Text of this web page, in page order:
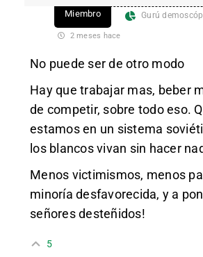
Miembro Gurú
2 meses hace
No puede ser de otro modo
Hay que trabajar mas, beber
de competir, sobre todo eso.
estamos en un sistema
los blancos vivan sin hacer
Menos victimismos, menos
minoría desfavorecida, y a
señores desteñidos!
5